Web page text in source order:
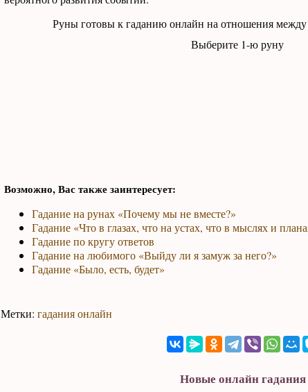
Руны готовы к гаданию онлайн на отношения
Выберите 1-ю руну
Возможно, Вас также заинтересует:
Гадание на рунах «Почему мы не вместе?»
Гадание «Что в глазах, что на устах, что в мыслях и
Гадание по кругу ответов
Гадание на любимого «Выйду ли я замуж за него?»
Гадание «Было, есть, будет»
Метки: гадания онлайн
Новые онлайн гадания